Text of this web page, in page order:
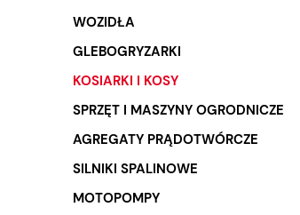
WOZIDŁA
GLEBOGRYZARKI
KOSIARKI I KOSY
SPRZĘT I MASZYNY OGRODNICZE
AGREGATY PRĄDOTWÓRCZE
SILNIKI SPALINOWE
MOTOPOMPY